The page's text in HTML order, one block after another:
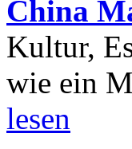
China
Kultur,
wie ein
lesen